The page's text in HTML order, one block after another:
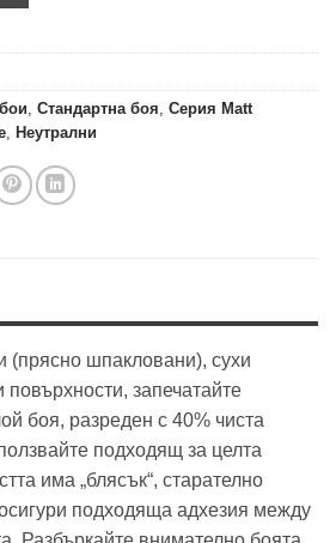
Стандартна боя Серия Matt
Неутрални
(прясно шпакловани), сухи
повърхности, запечатайте
боя, разреден с 40% чиста
подходящ за целта
има „блясък“, старателно
подходяща адхезия между